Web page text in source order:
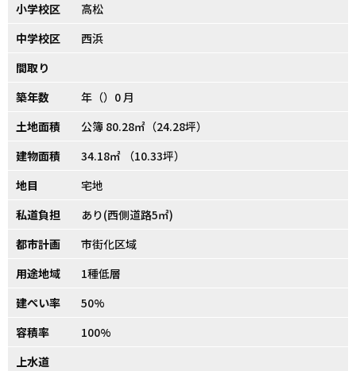
小学校区
高松
中学校区
西浜
間取り
築年数
年（）0 月
土地面積
公簿 80.28㎡（24.28坪）
建物面積
34.18㎡ （10.33坪）
地目
宅地
私道負担
あり(西側道路5㎡)
都市計画
市街化区域
用途地域
1種低層
建ぺい率
50%
容積率
100%
上水道